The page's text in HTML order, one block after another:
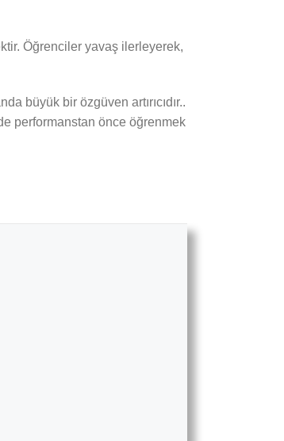
Öğrenciler yavaş ilerleyerek,
büyük bir özgüven artırıcıdır..
performanstan önce öğrenmek